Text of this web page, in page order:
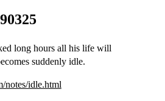
long hours all his life will
suddenly idle.
notes/idle.html